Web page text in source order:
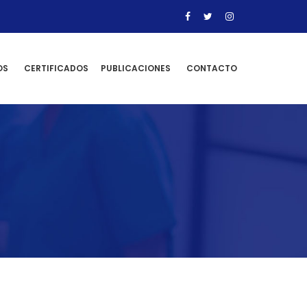
CERTIFICADOS PUBLICACIONES CONTACTO